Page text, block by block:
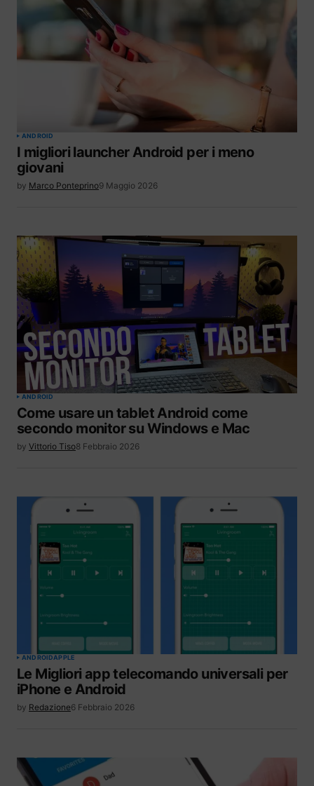
ANDROID
I migliori launcher Android per i meno
giovani
by Marco Ponteprino9 Maggio 2026
ANDROID
Come usare un tablet Android come
secondo monitor su Windows e Mac
by Vittorio Tiso8 Febbraio 2026
ANDROIDAPPLE
Le Migliori app telecomando universali per
iPhone e Android
by Redazione6 Febbraio 2026